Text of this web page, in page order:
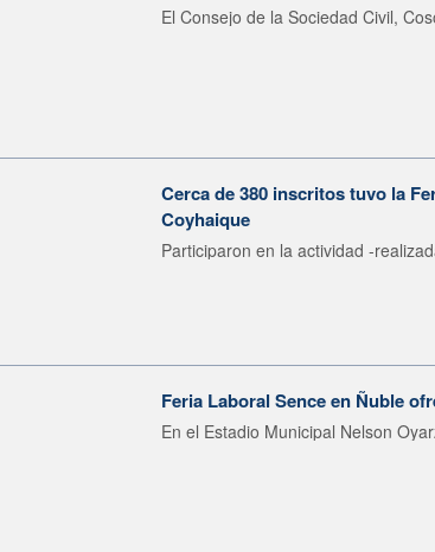
El Consejo de la Sociedad Civil,
Cerca de 380 inscritos tuvo la
Coyhaique
Participaron en la actividad -
Feria Laboral Sence en Ñuble
En el Estadio Municipal Nelson